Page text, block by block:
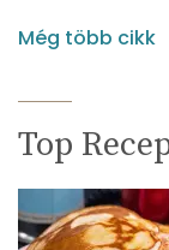
Még több cikk
Top